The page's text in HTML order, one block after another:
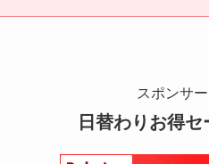
スポンサ
日替わりお得セ